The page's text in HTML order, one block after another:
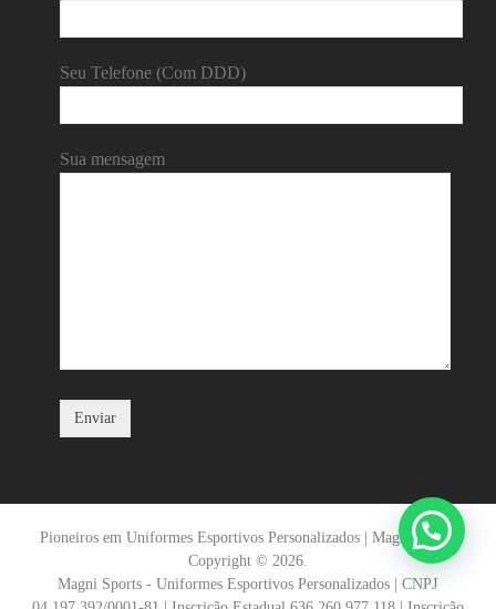
Seu Telefone (Com DDD)
Sua mensagem
Pioneiros em Uniformes Esportivos Personalizados | Magni Sports
Copyright © 2026.
Magni Sports - Uniformes Esportivos Personalizados | CNPJ